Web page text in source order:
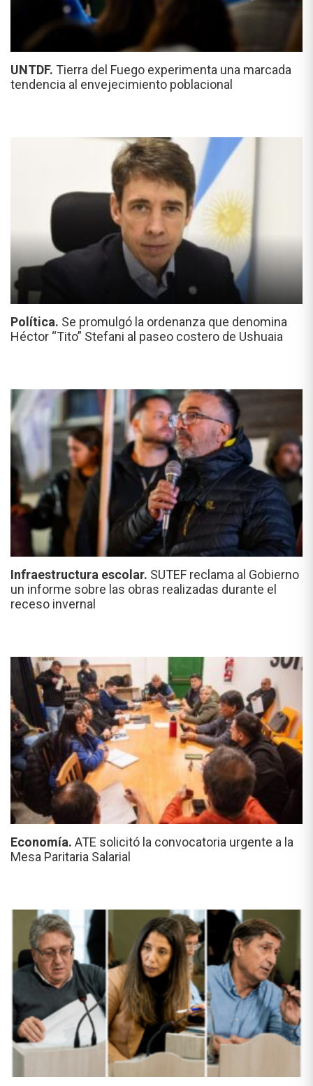
UNTDF. Tierra del Fuego experimenta una marcada
tendencia al envejecimiento poblacional
Política. Se promulgó la ordenanza que denomina
Héctor “Tito” Stefani al paseo costero de Ushuaia
Infraestructura escolar. SUTEF reclama al Gobierno
un informe sobre las obras realizadas durante el
receso invernal
Economía. ATE solicitó la convocatoria urgente a la
Mesa Paritaria Salarial